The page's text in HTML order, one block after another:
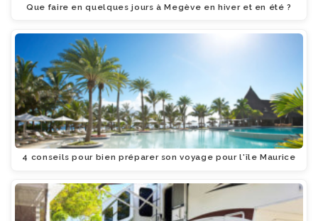
Que faire en quelques jours à Megève en hiver et en été ?
4 conseils pour bien préparer son voyage pour l'île Maurice